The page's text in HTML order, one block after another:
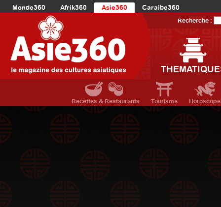
Monde360 Afrik360 Asie360
Caraibe360
Europe360
AmériqueDuNord360
Océanie360
Recherche :
Recettes & Restaurants Tourisme Horoscope